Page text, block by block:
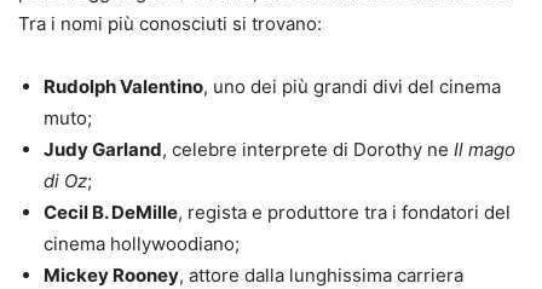
Tra i nomi più conosciuti si trovano:
Rudolph Valentino, uno dei più grandi divi del cinema
muto;
Judy Garland, celebre interprete di Dorothy ne Il mago
di Oz;
Cecil B. DeMille, regista e produttore tra i fondatori del
cinema hollywoodiano;
Mickey Rooney, attore dalla lunghissima carriera